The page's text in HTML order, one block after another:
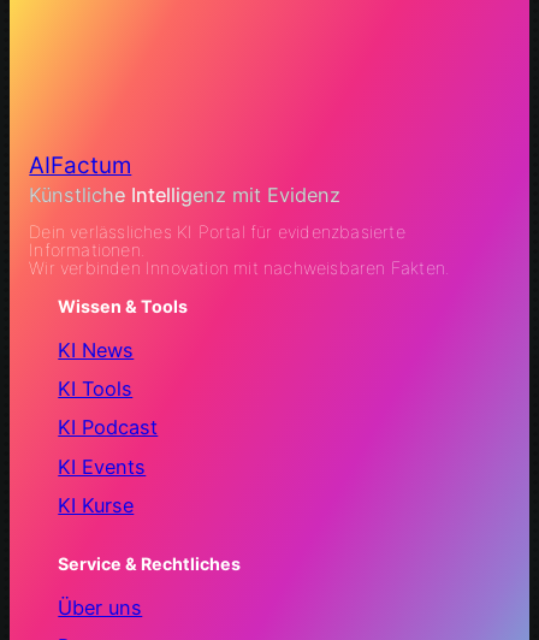
AIFactum
Künstliche Intelligenz mit Evidenz
Dein verlässliches KI Portal für evidenzbasierte
Informationen.
Wir verbinden Innovation mit nachweisbaren Fakten.
Wissen & Tools
KI News
KI Tools
KI Podcast
KI Events
KI Kurse
Service & Rechtliches
Über uns